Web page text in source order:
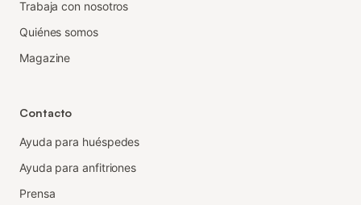
Trabaja con nosotros
Quiénes somos
Magazine
Contacto
Ayuda para huéspedes
Ayuda para anfitriones
Prensa